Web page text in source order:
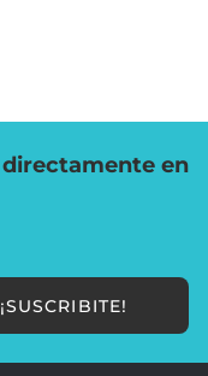
directamente en
¡SUSCRIBITE!